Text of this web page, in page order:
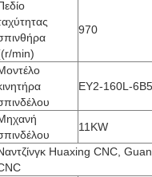
min)
970
ΕΥ2-160L-6B5
11KW
Huaxing CNC,